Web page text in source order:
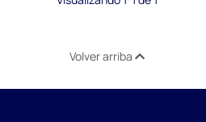
Volver arriba